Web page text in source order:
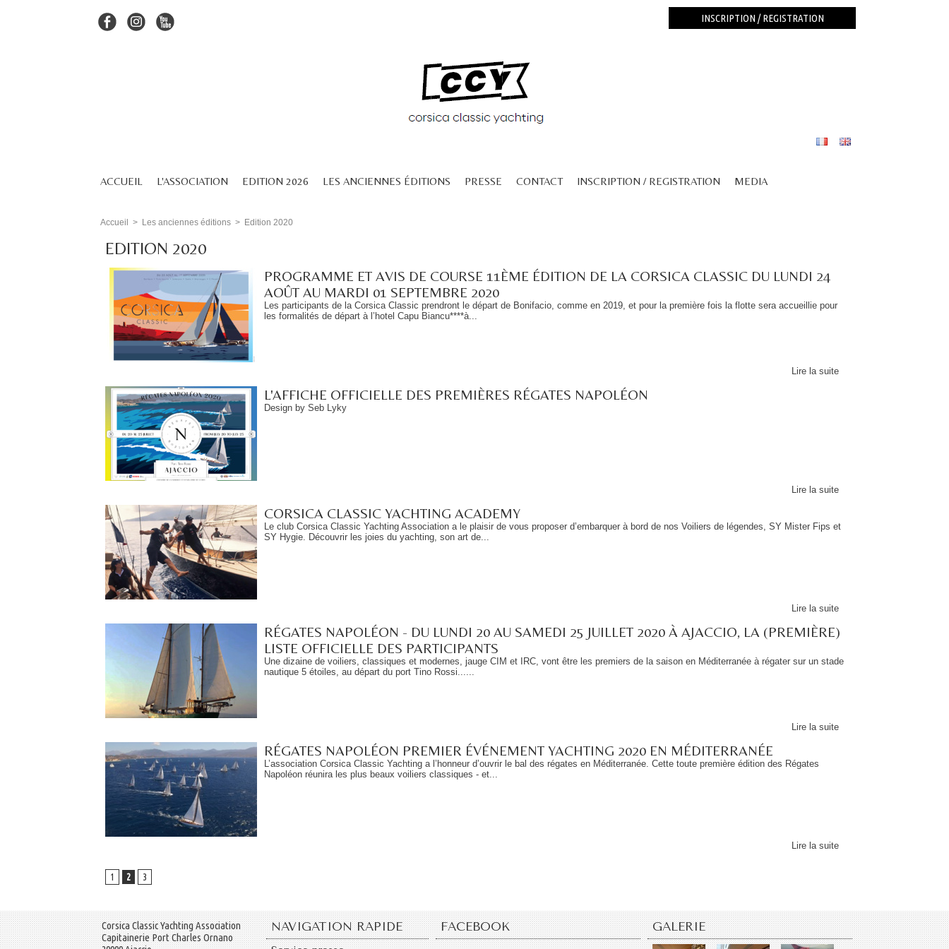
INSCRIPTION / REGISTRATION
ACCUEIL L'ASSOCIATION EDITION 2026 LES ANCIENNES ÉDITIONS PRESSE CONTACT INSCRIPTION / REGISTRATION MEDIA
Accueil > Les anciennes éditions > Edition 2020
EDITION 2020
PROGRAMME ET AVIS DE COURSE 11ÈME ÉDITION DE LA CORSICA CLASSIC DU LUNDI 24
AOÛT AU MARDI 01 SEPTEMBRE 2020
Les participants de la Corsica Classic prendront le départ de Bonifacio, comme en 2019, et pour la première fois la flotte sera accueillie pour
les formalités de départ à l’hotel Capu Biancu****à...
Lire la suite
L'AFFICHE OFFICIELLE DES PREMIÈRES RÉGATES NAPOLÉON
Design by Seb Lyky
Lire la suite
CORSICA CLASSIC YACHTING ACADEMY
Le club Corsica Classic Yachting Association a le plaisir de vous proposer d’embarquer à bord de nos Voiliers de légendes, SY Mister Fips et
SY Hygie. Découvrir les joies du yachting, son art de...
Lire la suite
RÉGATES NAPOLÉON - DU LUNDI 20 AU SAMEDI 25 JUILLET 2020 À AJACCIO, LA (PREMIÈRE)
LISTE OFFICIELLE DES PARTICIPANTS
Une dizaine de voiliers, classiques et modernes, jauge CIM et IRC, vont être les premiers de la saison en Méditerranée à régater sur un stade
nautique 5 étoiles, au départ du port Tino Rossi......
Lire la suite
RÉGATES NAPOLÉON PREMIER ÉVÉNEMENT YACHTING 2020 EN MÉDITERRANÉE
L’association Corsica Classic Yachting a l’honneur d’ouvrir le bal des régates en Méditerranée. Cette toute première édition des Régates
Napoléon réunira les plus beaux voiliers classiques - et...
Lire la suite
1 2 3
Corsica Classic Yachting Association
Capitainerie Port Charles Ornano
NAVIGATION RAPIDE FACEBOOK GALERIE